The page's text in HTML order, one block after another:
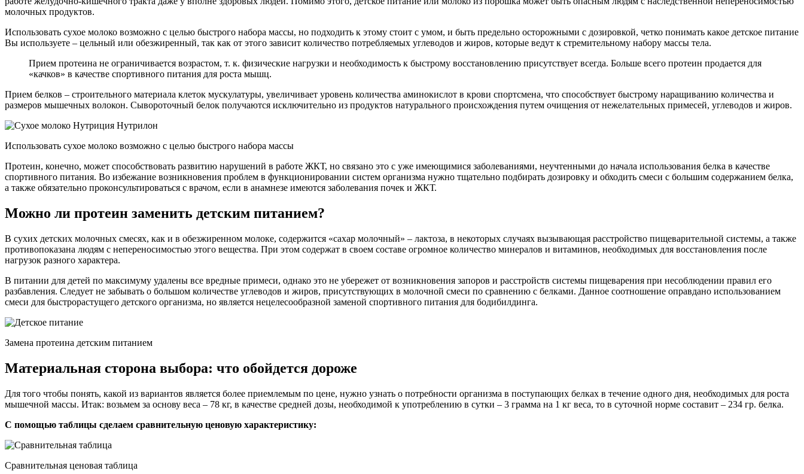
молочных продуктов.
Использовать сухое молоко возможно с целью быстрого набора массы, но подходить к этому стоит с умом, и быть предельно осторожными с дозировкой, четко понимать какое детское питание
Вы используете – цельный или обезжиренный, так как от этого зависит количество потребляемых углеводов и жиров, которые ведут к стремительному набору массы тела.
Прием протеина не ограничивается возрастом, т. к. физические нагрузки и необходимость к быстрому восстановлению присутствует всегда. Больше всего протеин продается для
«качков» в качестве спортивного питания для роста мышц.
Прием белков – строительного материала клеток мускулатуры, увеличивает уровень количества аминокислот в крови спортсмена, что способствует быстрому наращиванию количества и
размеров мышечных волокон. Сывороточный белок получаются исключительно из продуктов натурального происхождения путем очищения от нежелательных примесей, углеводов и жиров.
Использовать сухое молоко возможно с целью быстрого набора массы
Протеин, конечно, может способствовать развитию нарушений в работе ЖКТ, но связано это с уже имеющимися заболеваниями, неучтенными до начала использования белка в качестве
спортивного питания. Во избежание возникновения проблем в функционировании систем организма нужно тщательно подбирать дозировку и обходить смеси с большим содержанием белка,
а также обязательно проконсультироваться с врачом, если в анамнезе имеются заболевания почек и ЖКТ.
Можно ли протеин заменить детским питанием?
В сухих детских молочных смесях, как и в обезжиренном молоке, содержится «сахар молочный» – лактоза, в некоторых случаях вызывающая расстройство пищеварительной системы, а также
противопоказана людям с непереносимостью этого вещества. При этом содержат в своем составе огромное количество минералов и витаминов, необходимых для восстановления после
нагрузок разного характера.
В питании для детей по максимуму удалены все вредные примеси, однако это не убережет от возникновения запоров и расстройств системы пищеварения при несоблюдении правил его
разбавления. Следует не забывать о большом количестве углеводов и жиров, присутствующих в молочной смеси по сравнению с белками. Данное соотношение оправдано использованием
смеси для быстрорастущего детского организма, но является нецелесообразной заменой спортивного питания для бодибилдинга.
Замена протеина детским питанием
Материальная сторона выбора: что обойдется дороже
Для того чтобы понять, какой из вариантов является более приемлемым по цене, нужно узнать о потребности организма в поступающих белках в течение одного дня, необходимых для роста
мышечной массы. Итак: возьмем за основу веса – 78 кг, в качестве средней дозы, необходимой к употреблению в сутки – 3 грамма на 1 кг веса, то в суточной норме составит – 234 гр. белка.
С помощью таблицы сделаем сравнительную ценовую характеристику:
Сравнительная ценовая таблица